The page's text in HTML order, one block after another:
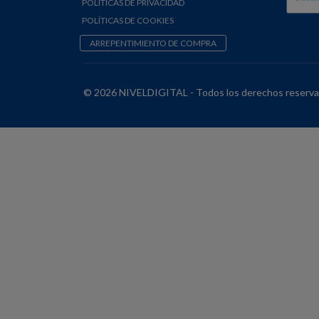
POLÍTICAS DE PRIVACIDAD
POLÍTICAS DE COOKIES
ARREPENTIMIENTO DE COMPRA
© 2026 NIVELDIGITAL - Todos los derechos